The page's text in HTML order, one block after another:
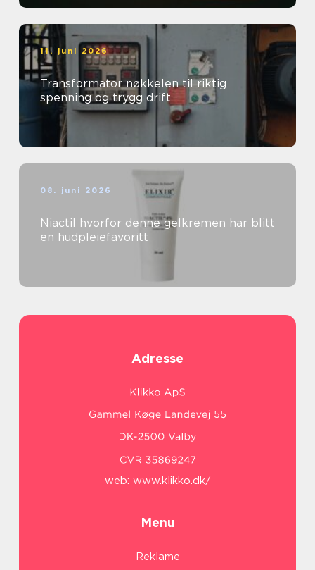
11. juni 2026
Transformator nøkkelen til riktig
spenning og trygg drift
08. juni 2026
Niactil hvorfor denne gelkremen har blitt
en hudpleiefavoritt
Adresse
web: www.klikko.dk/
Menu
Reklame